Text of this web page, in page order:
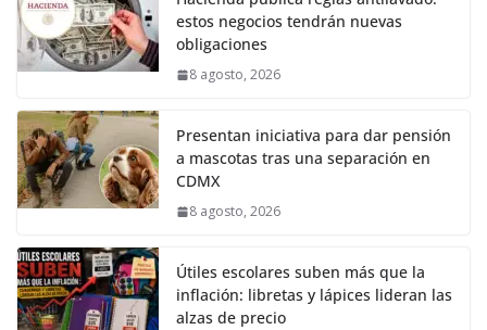
estos negocios tendrán nuevas
obligaciones
8 agosto, 2026
Presentan iniciativa para dar pensión
a mascotas tras una separación en
CDMX
8 agosto, 2026
Útiles escolares suben más que la
inflación: libretas y lápices lideran las
alzas de precio